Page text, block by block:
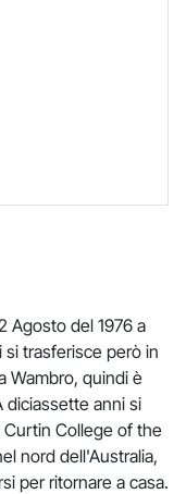
Agosto del 1976 a
si trasferisce però in
Wambro, quindi è
diciassette anni si
College of the
nord dell'Australia,
per ritornare a casa.